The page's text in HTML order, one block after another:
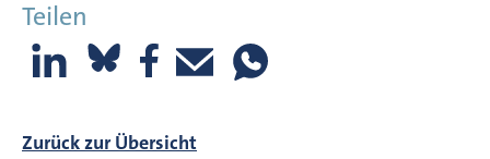
Teilen
Zurück zur Übersicht